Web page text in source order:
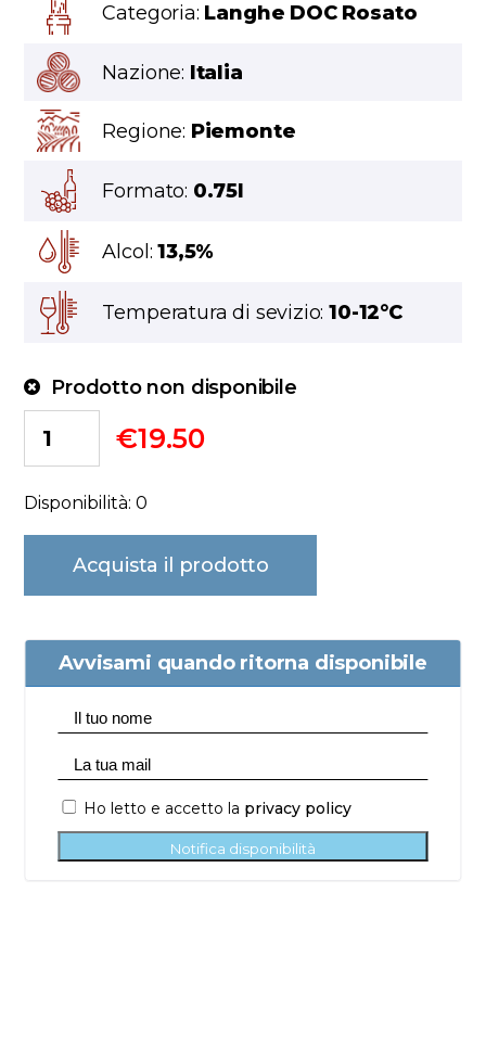
Categoria: Langhe DOC Rosato
Nazione: Italia
Regione: Piemonte
Formato: 0.75l
Alcol:13,5%
Temperatura di sevizio:10-12°C
Prodotto non disponibile
€19.50
Disponibilità: 0
Acquista il prodotto
Avvisami quando ritorna disponibile
Ho letto e accetto la privacy policy
Notifica disponibilità